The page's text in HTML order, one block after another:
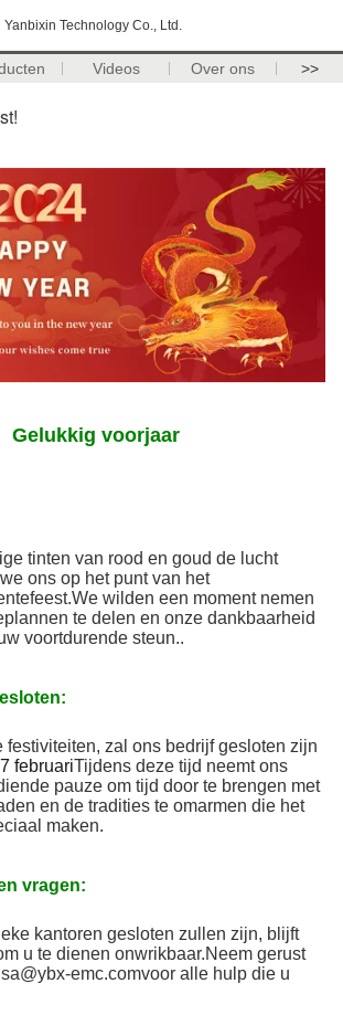
Technology Co., Ltd.
Videos Over ons >>
Gelukkig voorjaar
tinten van rood en goud de lucht
ons op het punt van het
wilden een moment nemen
te delen en onze dankbaarheid
voortdurende steun..
festiviteiten, zal ons bedrijf gesloten zijn
februariTijdens deze tijd neemt ons
pauze om tijd door te brengen met
en de tradities te omarmen die het
maken.
vragen:
kantoren gesloten zullen zijn, blijft
u te dienen onwrikbaar.Neem gerust
emc.comvoor alle hulp die u